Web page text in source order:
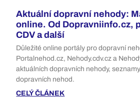
Aktuální dopravní nehody:
online. Od Dopravniinfo.cz,
CDV a další
Důležité online portály pro dopravní
Portalnehod.cz, Nehody.cdv.cz a
aktuálních dopravních nehody,
dopravních nehod.
CELÝ ČLÁNEK